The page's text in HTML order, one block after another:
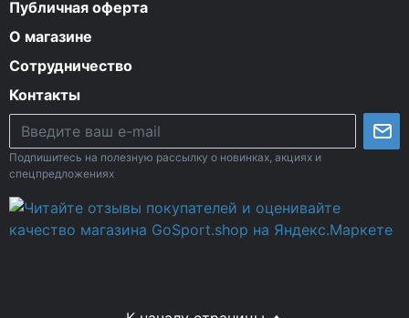
Публичная оферта
О магазине
Сотрудничество
Контакты
Подпишитесь на полезную рассылку о новинках, акциях и
спецпредложениях